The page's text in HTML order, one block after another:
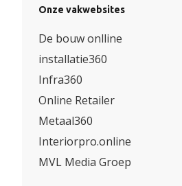
Onze vakwebsites
De bouw onlline
installatie360
Infra360
Online Retailer
Metaal360
Interiorpro.online
MVL Media Groep